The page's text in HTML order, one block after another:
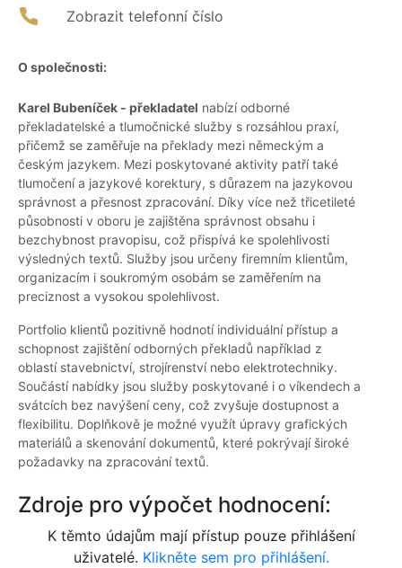
Zobrazit telefonní číslo
O společnosti:
Karel Bubeníček - překladatel nabízí odborné
překladatelské a tlumočnické služby s rozsáhlou praxí,
přičemž se zaměřuje na překlady mezi německým a
českým jazykem. Mezi poskytované aktivity patří také
tlumočení a jazykové korektury, s důrazem na jazykovou
správnost a přesnost zpracování. Díky více než třicetileté
působnosti v oboru je zajištěna správnost obsahu i
bezchybnost pravopisu, což přispívá ke spolehlivosti
výsledných textů. Služby jsou určeny firemním klientům,
organizacím i soukromým osobám se zaměřením na
preciznost a vysokou spolehlivost.
Portfolio klientů pozitivně hodnotí individuální přístup a
schopnost zajištění odborných překladů například z
oblastí stavebnictví, strojírenství nebo elektrotechniky.
Součástí nabídky jsou služby poskytované i o víkendech a
svátcích bez navýšení ceny, což zvyšuje dostupnost a
flexibilitu. Doplňkově je možné využít úpravy grafických
materiálů a skenování dokumentů, které pokrývají široké
požadavky na zpracování textů.
Zdroje pro výpočet hodnocení:
K těmto údajům mají přístup pouze přihlášení
uživatelé. Klikněte sem pro přihlášení.